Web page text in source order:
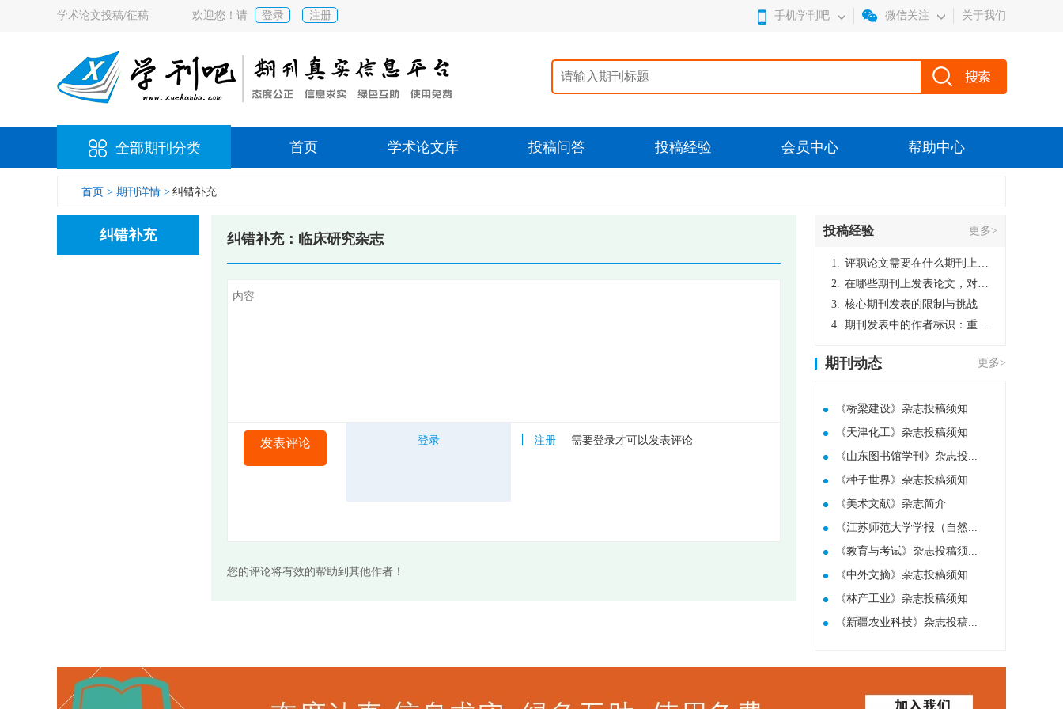
学术论文投稿/征稿 欢迎您！请 登录 注册 手机学刊吧 微信关注 关于我们
全部期刊分类 首页 学术论文库 投稿问答 投稿经验 会员中心 帮助中心
首页 > 期刊详情 > 纠错补充
纠错补充 纠错补充：临床研究杂志
发表评论 登录 注册 需要登录才可以发表评论
您的评论将有效的帮助到其他作者！
投稿经验 更多>
1. 评职论文需要在什么期刊上发表？
2. 在哪些期刊上发表论文，对考研有优势？
3. 核心期刊发表的限制与挑战
4. 期刊发表中的作者标识：重要性与实践
期刊动态 更多>
《桥梁建设》杂志投稿须知
《天津化工》杂志投稿须知
《山东图书馆学刊》杂志投...
《种子世界》杂志投稿须知
​《美术文献》杂志简介
《江苏师范大学学报（自然...
《教育与考试》杂志投稿须...
《中外文摘》杂志投稿须知
《林产工业》杂志投稿须知
《新疆农业科技》杂志投稿...